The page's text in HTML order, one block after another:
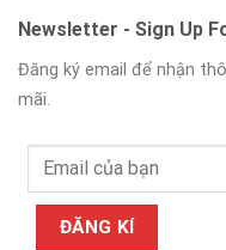
Newsletter - Sign Up
Đăng ký email để nhận
mãi.